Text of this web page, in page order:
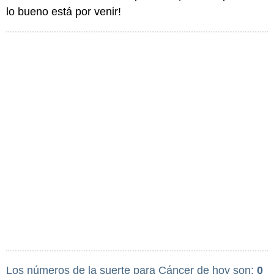
lo bueno está por venir!
Los números de la suerte para Cáncer de hoy son: 0